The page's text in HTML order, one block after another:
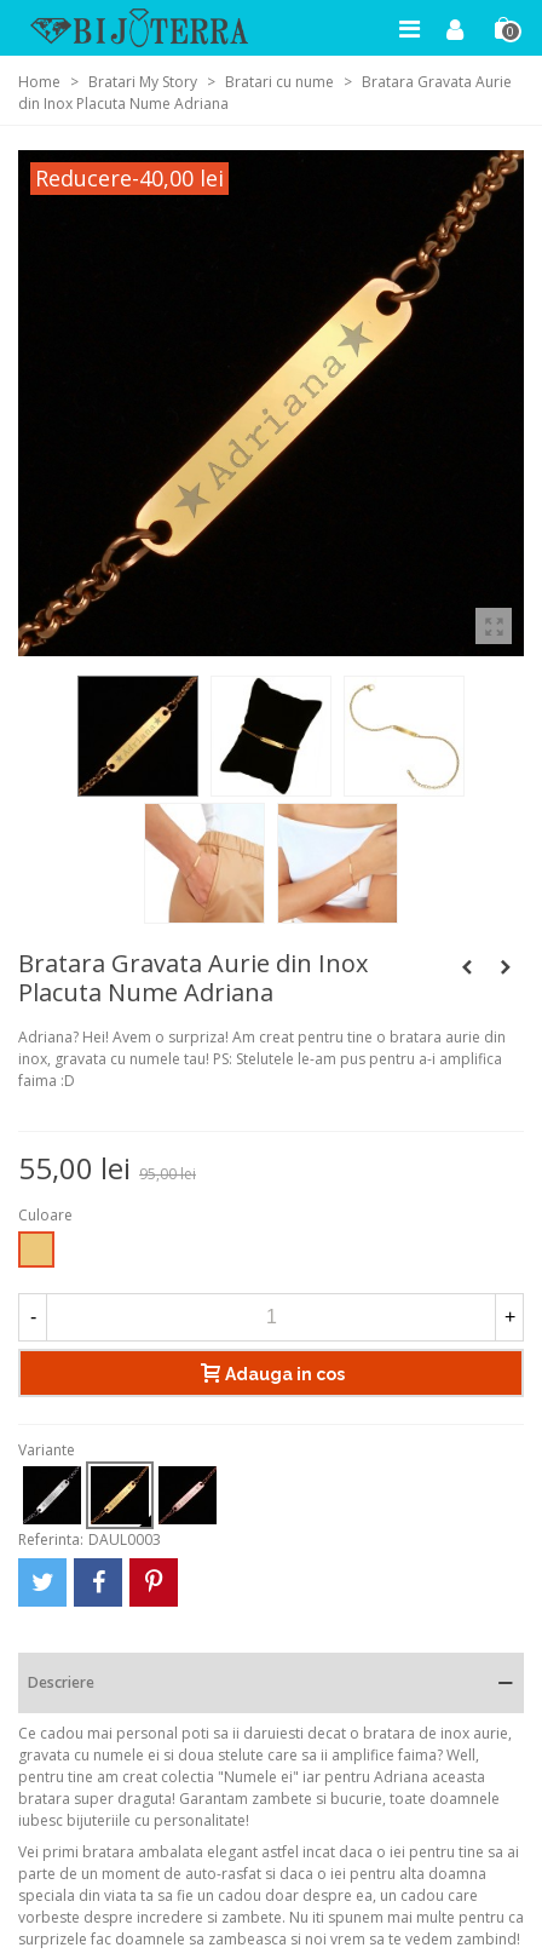
0
Home > Bratari My Story > Bratari cu nume > Bratara Gravata Aurie
din Inox Placuta Nume Adriana
Reducere-40,00 lei
Bratara Gravata Aurie din Inox
Placuta Nume Adriana
Adriana? Hei! Avem o surpriza! Am creat pentru tine o bratara aurie din
inox, gravata cu numele tau! PS: Stelutele le-am pus pentru a-i amplifica
faima :D
55,00 lei 95,00 lei
Culoare
- +
Adauga in cos
Variante
Referinta: DAUL0003
Descriere
Ce cadou mai personal poti sa ii daruiesti decat o bratara de inox aurie,
gravata cu numele ei si doua stelute care sa ii amplifice faima? Well,
pentru tine am creat colectia "Numele ei" iar pentru Adriana aceasta
bratara super draguta! Garantam zambete si bucurie, toate doamnele
iubesc bijuteriile cu personalitate!
Vei primi bratara ambalata elegant astfel incat daca o iei pentru tine sa ai
parte de un moment de auto-rasfat si daca o iei pentru alta doamna
speciala din viata ta sa fie un cadou doar despre ea, un cadou care
vorbeste despre incredere si zambete. Nu iti spunem mai multe pentru ca
surprizele fac doamnele sa zambeasca si noi vrem sa te vedem zambind!